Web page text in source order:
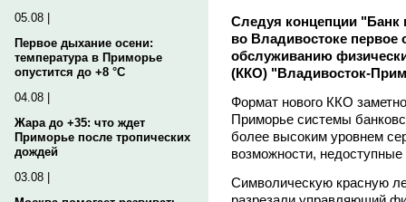
05.08 |
Первое дыхание осени:
температура в Приморье
опустится до +8 °C
04.08 |
Жара до +35: что ждет
Приморье после тропических
дождей
03.08 |
Следуя концепции
во Владивостоке первое
обслуживанию
(ККО) "Владивосток-
Формат нового ККО
Приморье системы
более высоким уровнем
возможности,
Символическую красную